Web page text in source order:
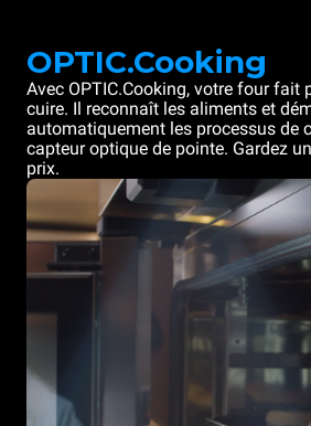
OPTIC.Cooking
Avec OPTIC.Cooking, votre four fait
cuire. Il reconnaît les aliments et
automatiquement les processus de
capteur optique de pointe. Gardez
prix.